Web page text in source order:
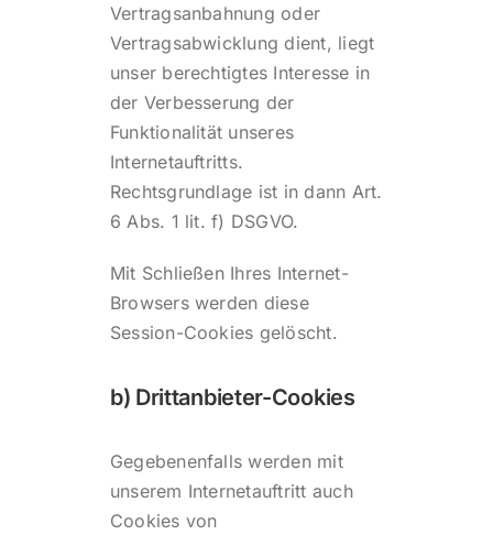
Vertragsanbahnung oder
Vertragsabwicklung dient, liegt
unser berechtigtes Interesse in
der Verbesserung der
Funktionalität unseres
Internetauftritts.
Rechtsgrundlage ist in dann Art.
6 Abs. 1 lit. f) DSGVO.
Mit Schließen Ihres Internet-
Browsers werden diese
Session-Cookies gelöscht.
b) Drittanbieter-Cookies
Gegebenenfalls werden mit
unserem Internetauftritt auch
Cookies von